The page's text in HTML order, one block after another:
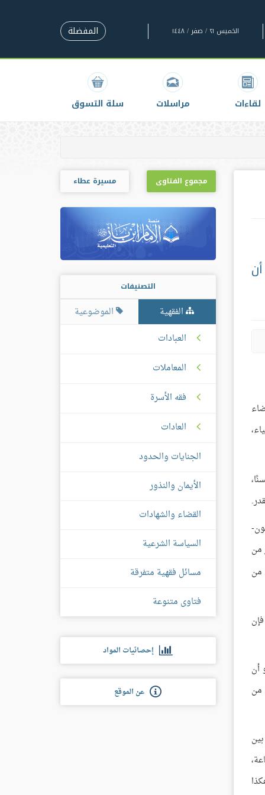
الخميس ٢١ / صفر / ١٤٤٨ المفضلة
لقاءات مراسلات سلة التسوق
من
من
أن
من
مجموع الفتاوى مسيرة عطاء
التصنيفات
الفقهية
الموضوعية
العبادات
المعاملات
فقه الأسرة
العادات
الجنايات والحدود
الأيمان والنذور
القضاء والشهادات
السياسة الشرعية
مسائل فقهية متفرقة
فتاوى متنوعة
إحصائيات المواد
عن الموقع